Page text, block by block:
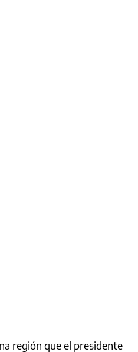
región que el presidente